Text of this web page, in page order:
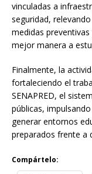
vinculadas a
seguridad,
medidas
mejor manera a
Finalmente, la
fortaleciendo el
SENAPRED, el
públicas,
generar entornos
preparados frente a
Compártelo: